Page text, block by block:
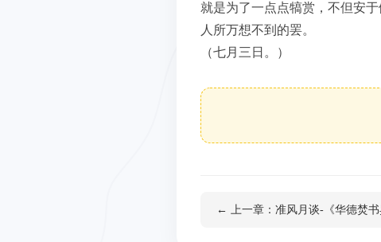
就是为了一点点犒赏，不但安
人所万想不到的罢。
（七月三日。）
← 上一章：准风月谈-《华德焚书